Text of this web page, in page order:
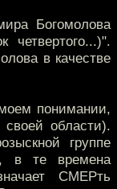
Богомолова
в качестве
понимании,
области).
группе
в те времена
СМЕРть